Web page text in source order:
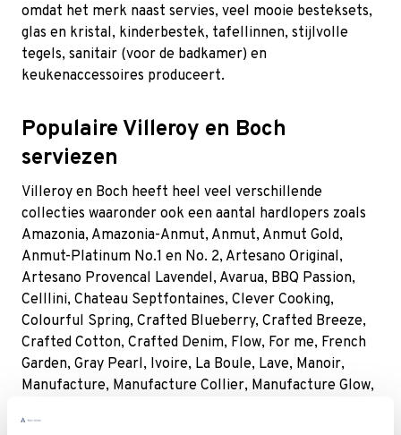
omdat het merk naast servies, veel mooie besteksets,
glas en kristal, kinderbestek, tafellinnen, stijlvolle
tegels, sanitair (voor de badkamer) en
keukenaccessoires produceert.
Populaire Villeroy en Boch
serviezen
Villeroy en Boch heeft heel veel verschillende
collecties waaronder ook een aantal hardlopers zoals
Amazonia, Amazonia-Anmut, Anmut, Anmut Gold,
Anmut-Platinum No.1 en No. 2, Artesano Original,
Artesano Provencal Lavendel, Avarua, BBQ Passion,
Celllini, Chateau Septfontaines, Clever Cooking,
Colourful Spring, Crafted Blueberry, Crafted Breeze,
Crafted Cotton, Crafted Denim, Flow, For me, French
Garden, Gray Pearl, Ivoire, La Boule, Lave, Manoir,
Manufacture, Manufacture Collier, Manufacture Glow,